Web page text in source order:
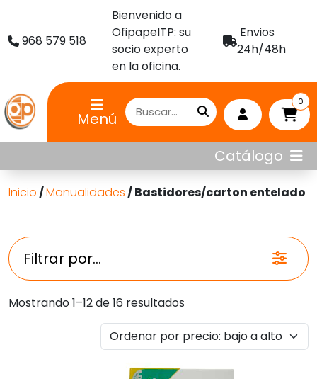
968 579 518
Bienvenido a
OfipapelTP: su
socio experto
en la oficina.
Envios
24h/48h
Menú
0
Catálogo
Inicio/Manualidades/ Bastidores/carton entelado
Filtrar por...
Mostrando 1–12 de 16 resultados
por
precio:
bajo
a